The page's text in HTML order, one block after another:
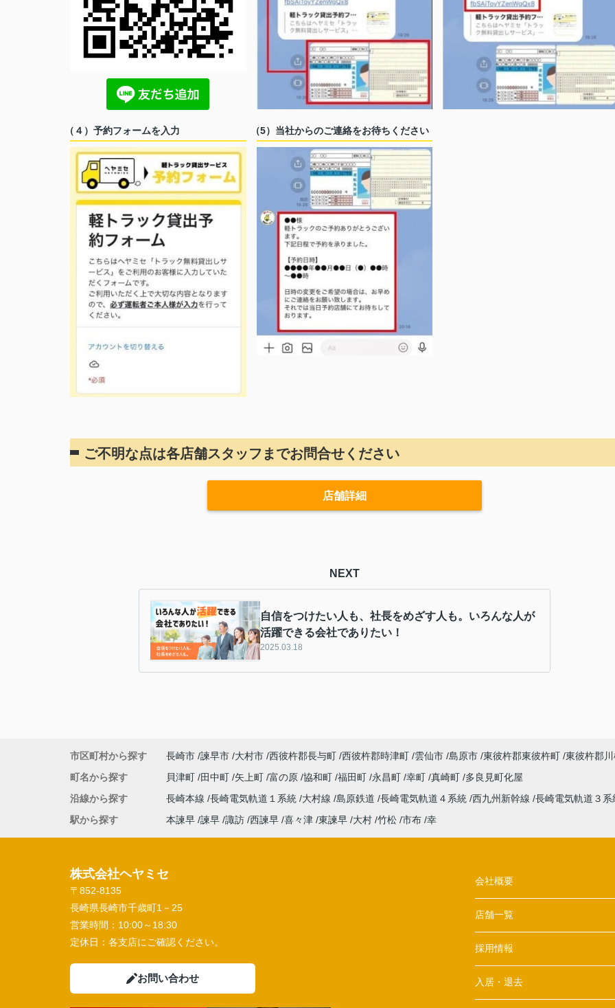
（４）予約フォームを入力 （5）当社からのご連絡をお待ちください
ご不明な点は各店舗スタッフまでお問合せください
店舗詳細
NEXT
自信をつけたい人も、社長をめざす人も。いろんな人が
活躍できる会社でありたい！
2025.03.18
市区町村から探す 長崎市 諫早市 大村市 西彼杵郡長与町 西彼杵郡時津町 雲仙市 島原市 東彼杵郡東彼杵町 東彼杵郡
町名から探す
貝津町 田中町 矢上町 富の原 協和町 福田町 永昌町 幸町 真崎町 多良見町化屋
沿線から探す
長崎本線 長崎電気軌道１系統 大村線 島原鉄道 長崎電気軌道４系統 西九州新幹線 長崎電気軌道３
駅から探す
本諫早 諫早 諏訪 西諫早 喜々津 東諫早 大村 竹松 市布 幸
株式会社ヘヤミセ
〒852-8135
長崎県長崎市千歳町1－25
営業時間： 10:00～18:30
定休日： 各支店にご確認ください。
お問い合わせ
会社概要
店舗一覧
採用情報
入居・退去